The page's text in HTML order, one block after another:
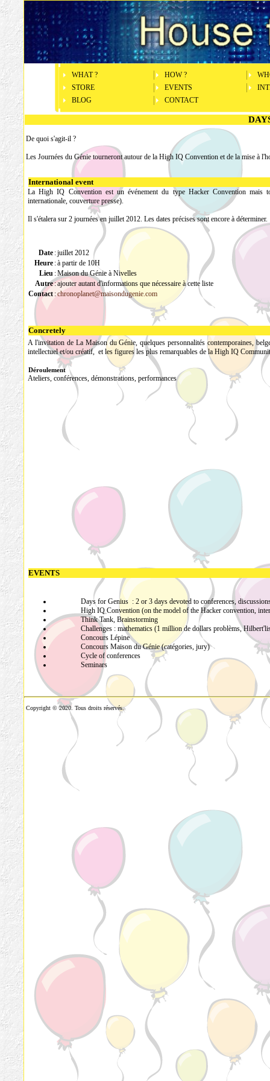
WHAT ? HOW ?
STORE
EVENTS
BLOG
CONTACT
De quoi s'agit-il ?
Les Journées du Génie tourneront autour de la High IQ Convention et de la mise à
International event
La High IQ Convention est un événement du type Hacker Convention mais
internationale, couverture presse).
Il s'étalera sur 2 journées en juillet 2012. Les dates précises sont encore à déterminer.
Date :juillet 2012
Heure :à partir de 10H
Lieu :Maison du Génie à Nivelles
Autre:ajouter autant d'informations que nécessaire à cette liste
Contact :chronoplanet@maisondugenie.com
Concretely
A l'invitation de La Maison du Génie, quelques personnalités contemporaines,
intellectuel et/ou créatif, et les figures les plus remarquables de la High IQ
Déroulement
Ateliers, conférences, démonstrations, performances
EVENTS
Days for Genius : 2 or 3 days devoted to conferences, discussions-
High IQ Convention (on the model of the Hacker convention,
Think Tank, Brainstorming
Challenges : mathematics (1 million de dollars problèms, Hilbert'list),
Concours Lépine
Concours Maison du Génie (catégories, jury)
Cycle of conferences
Seminars
Copyright © 2020. Tous droits réservés.